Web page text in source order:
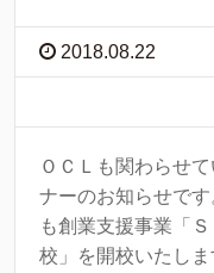
2018.08.22
ＯＣＬも関わらせ
ナーのお知らせで
も創業支援事業「
校」を開校いたし